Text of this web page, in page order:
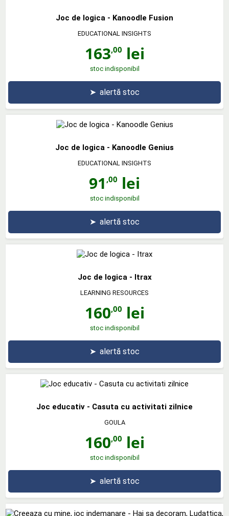
Joc de logica - Kanoodle Fusion
EDUCATIONAL INSIGHTS
163,00 lei
stoc indisponibil
➤ alertă stoc
Joc de logica - Kanoodle Genius
EDUCATIONAL INSIGHTS
91 ,00 lei
stoc indisponibil
➤ alertă stoc
Joc de logica - Itrax
LEARNING RESOURCES
160,00 lei
stoc indisponibil
➤ alertă stoc
Joc educativ - Casuta cu activitati zilnice
GOULA
160,00 lei
stoc indisponibil
➤ alertă stoc